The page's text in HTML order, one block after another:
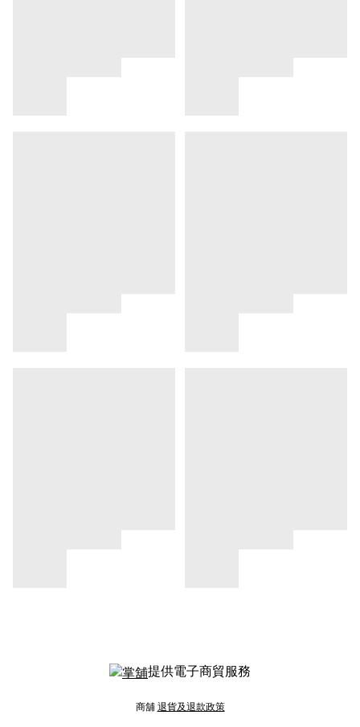
提供電子商貿服務
商舖 退貨及退款政策